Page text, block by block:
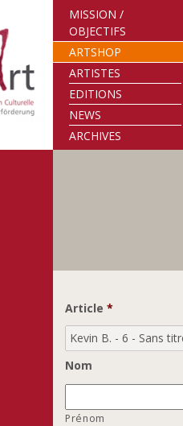
MISSION /
OBJECTIFS
ARTSHOP
ARTISTES
EDITIONS
NEWS
ARCHIVES
Article *
Nom
Prénom